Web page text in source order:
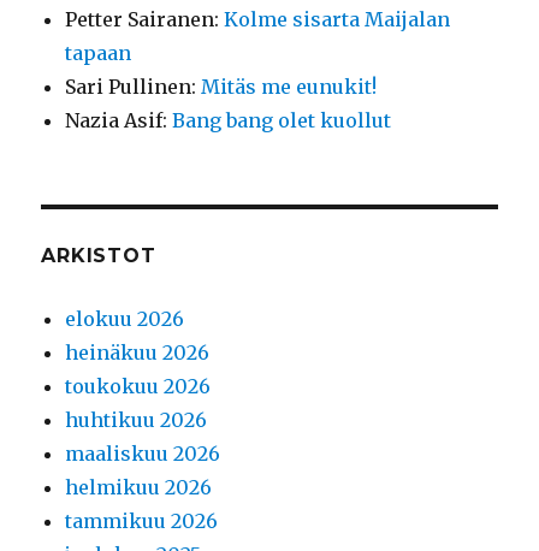
Petter Sairanen:Kolme sisarta Maijalan
tapaan
Sari Pullinen: Mitäs me eunukit!
Nazia Asif:Bang bang olet kuollut
ARKISTOT
elokuu 2026
heinäkuu 2026
toukokuu 2026
huhtikuu 2026
maaliskuu 2026
helmikuu 2026
tammikuu 2026